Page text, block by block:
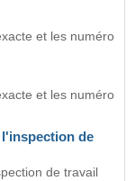
et les numéro
et les numéro
l'inspection de
de travail